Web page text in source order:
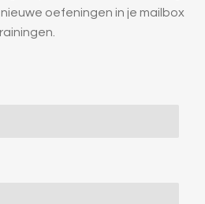
oefeningen in je mailbox